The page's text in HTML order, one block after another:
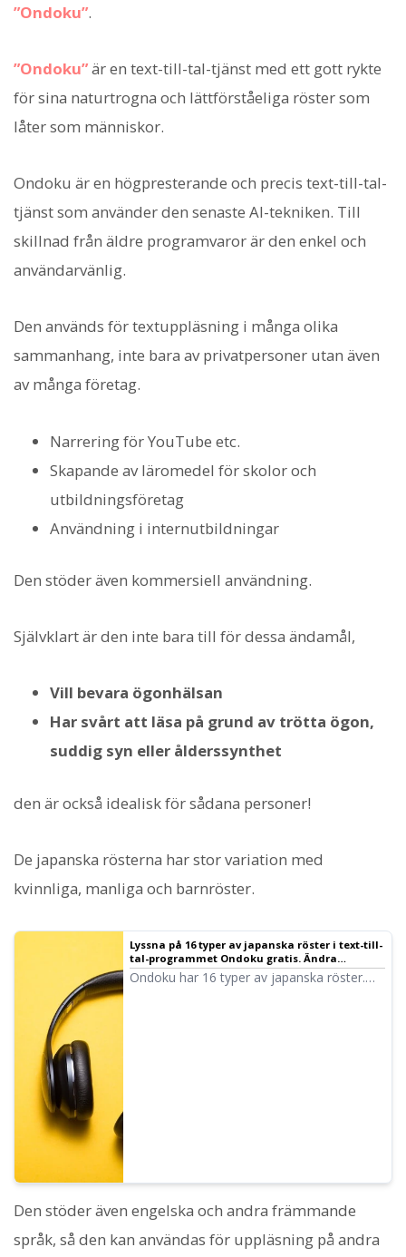
”Ondoku”.
”Ondoku”är en text-till-tal-tjänst med ett gott rykte
för sina naturtrogna och lättförståeliga röster som
låter som människor.
Ondoku är en högpresterande och precis text-till-tal-
tjänst som använder den senaste AI-tekniken. Till
skillnad från äldre programvaror är den enkel och
användarvänlig.
Den används för textuppläsning i många olika
sammanhang, inte bara av privatpersoner utan även
av många företag.
Narrering för YouTube etc.
Skapande av läromedel för skolor och
utbildningsföretag
Användning i internutbildningar
Den stöder även kommersiell användning.
Självklart är den inte bara till för dessa ändamål,
Vill bevara ögonhälsan
Har svårt att läsa på grund av trötta ögon,
suddig syn eller ålderssynthet
den är också idealisk för sådana personer!
De japanska rösterna har stor variation med
kvinnliga, manliga och barnröster.
Lyssna på 16 typer av japanska röster i text-till-
tal-programmet Ondoku gratis. Ändra
intrycket genom att justera tonhöjden | Text-
till-tal-programmet Ondoku
Ondoku har 16 typer av japanska röster.
Den stöder även engelska och andra främmande
språk, så den kan användas för uppläsning på andra